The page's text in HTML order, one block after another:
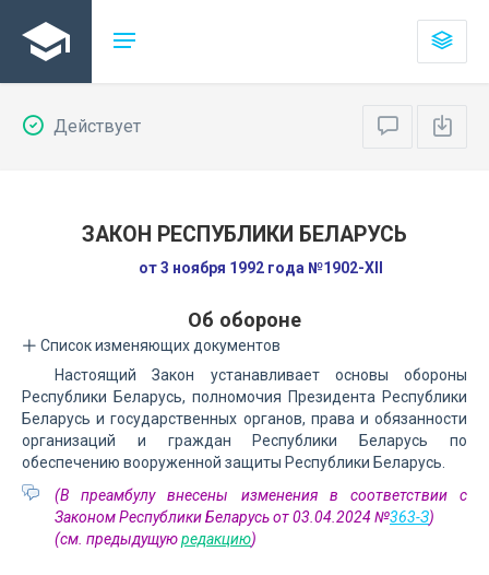
Действует
ЗАКОН РЕСПУБЛИКИ БЕЛАРУСЬ
от 3 ноября 1992 года №1902-XII
Об обороне
Список изменяющих документов
Настоящий Закон устанавливает основы обороны
Республики Беларусь, полномочия Президента Республики
Беларусь и государственных органов, права и обязанности
организаций и граждан Республики Беларусь по
обеспечению вооруженной защиты Республики Беларусь.
(В преамбулу внесены изменения в соответствии с
Законом Республики Беларусь от 03.04.2024 №363-З)
(см. предыдущуюредакцию)